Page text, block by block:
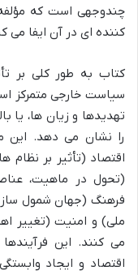
چندوجهی است که
کننده ای در آن ایفا می
کتاب به طور کلی بر
سیاست خارجی متمرکز
تهدیدها و زیان ها،
را نشان می دهد. این
اقتصاد (تأثیر بر نظام
(تحول در ماهیت،
فرهنگ (جهان شمول
ملی) و امنیت (تغییر
می کنند. این
اقتصاد و ایجاد